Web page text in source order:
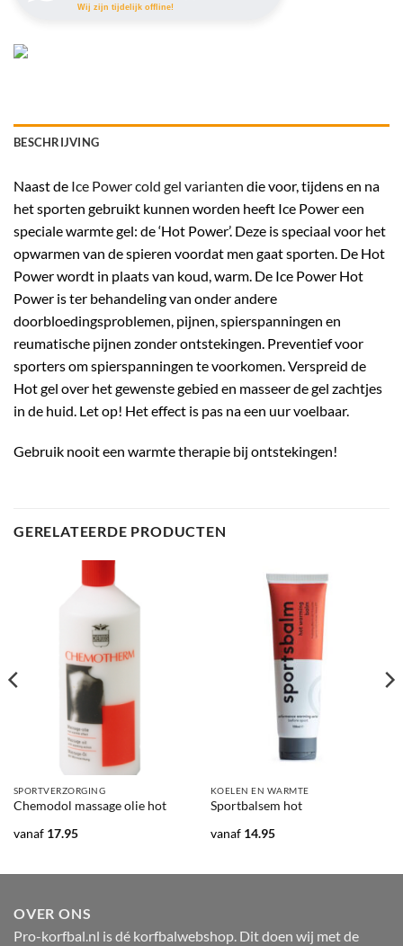
Wij zijn tijdelijk offline!
BESCHRIJVING
Naast de Ice Power cold gel varianten die voor, tijdens en na
het sporten gebruikt kunnen worden heeft Ice Power een
speciale warmte gel: de ‘Hot Power’. Deze is speciaal voor het
opwarmen van de spieren voordat men gaat sporten. De Hot
Power wordt in plaats van koud, warm. De Ice Power Hot
Power is ter behandeling van onder andere
doorbloedingsproblemen, pijnen, spierspanningen en
reumatische pijnen zonder ontstekingen. Preventief voor
sporters om spierspanningen te voorkomen. Verspreid de
Hot gel over het gewenste gebied en masseer de gel zachtjes
in de huid. Let op! Het effect is pas na een uur voelbaar.
Gebruik nooit een warmte therapie bij ontstekingen!
GERELATEERDE PRODUCTEN
SPORTVERZORGING
Chemodol massage olie hot
vanaf 17.95
KOELEN EN WARMTE
Sportbalsem hot
vanaf 14.95
OVER ONS
Pro-korfbal.nl is dé korfbalwebshop. Dit doen wij met de